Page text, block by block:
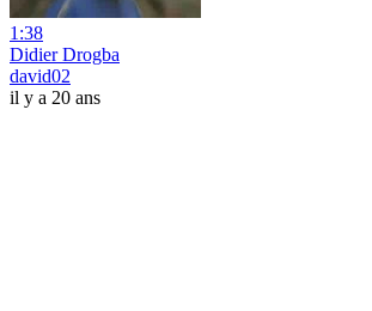
1:38
Didier Drogba
david02
il y a 20 ans